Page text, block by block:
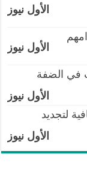
الأول نيوز
الأول نيوز
في الضفة
الأول نيوز
لتجديد
الأول نيوز